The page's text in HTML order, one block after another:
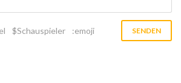
$Schauspieler :emoji